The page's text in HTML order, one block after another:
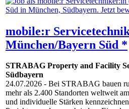
mobile:r
München/Bayern Süd *
STRABAG Property and Facility
Südbayern
24.07.2026 - Bei STRABAG bauen
mehr als 2.400 Standorten weltweit
und individuelle Stärken